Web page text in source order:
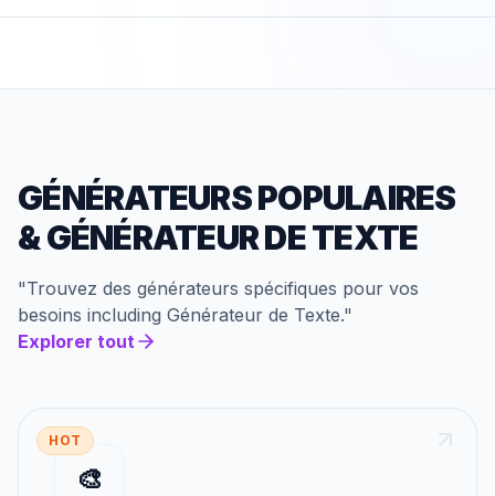
GÉNÉRATEURS POPULAIRES
&GÉNÉRATEUR DE TEXTE
"Trouvez des générateurs spécifiques pour vos
besoins including Générateur de Texte."
Explorer tout
HOT
🎨